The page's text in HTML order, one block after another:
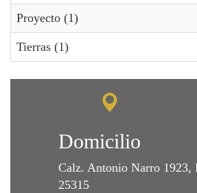
Proyecto (1)
Tierras (1)
Domicilio
Calz. Antonio Narro 1923,
25315